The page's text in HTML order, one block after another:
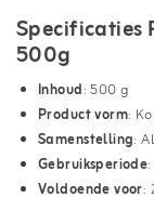
Specificaties
500g
Inhoud: 500 g
Product vorm:
Samenstelling:
Gebruiksperiode
Voldoende voor: